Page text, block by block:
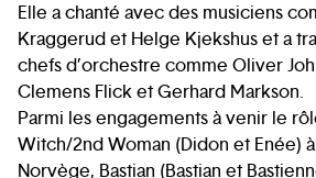
Elle a chanté avec des musiciens
Kraggerud et Helge Kjekshus et a
chefs d’orchestre comme Oliver
Clemens Flick et Gerhard Markson.
Parmi les engagements à venir le
Witch/2nd Woman (Didon et Enée) à
Norvège, Bastian (Bastian et